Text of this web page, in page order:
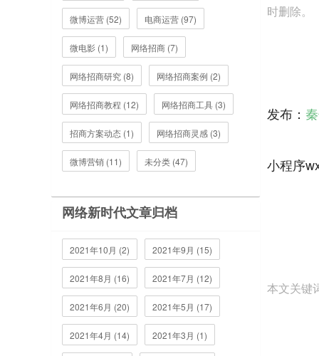
微博运营 (52) 电商运营 (97)
微电影 (1) 网络招商 (7)
网络招商研究 (8) 网络招商案例 (2)
网络招商教程 (12) 网络招商工具 (3)
招商方案动态 (1) 网络招商灵感 (3)
微博营销 (11) 未分类 (47)
网络新时代文章归档
2021年10月 (2) 2021年9月 (15)
2021年8月 (16) 2021年7月 (12)
2021年6月 (20) 2021年5月 (17)
2021年4月 (14) 2021年3月 (1)
时删除。
发布：
小程序
本文关键